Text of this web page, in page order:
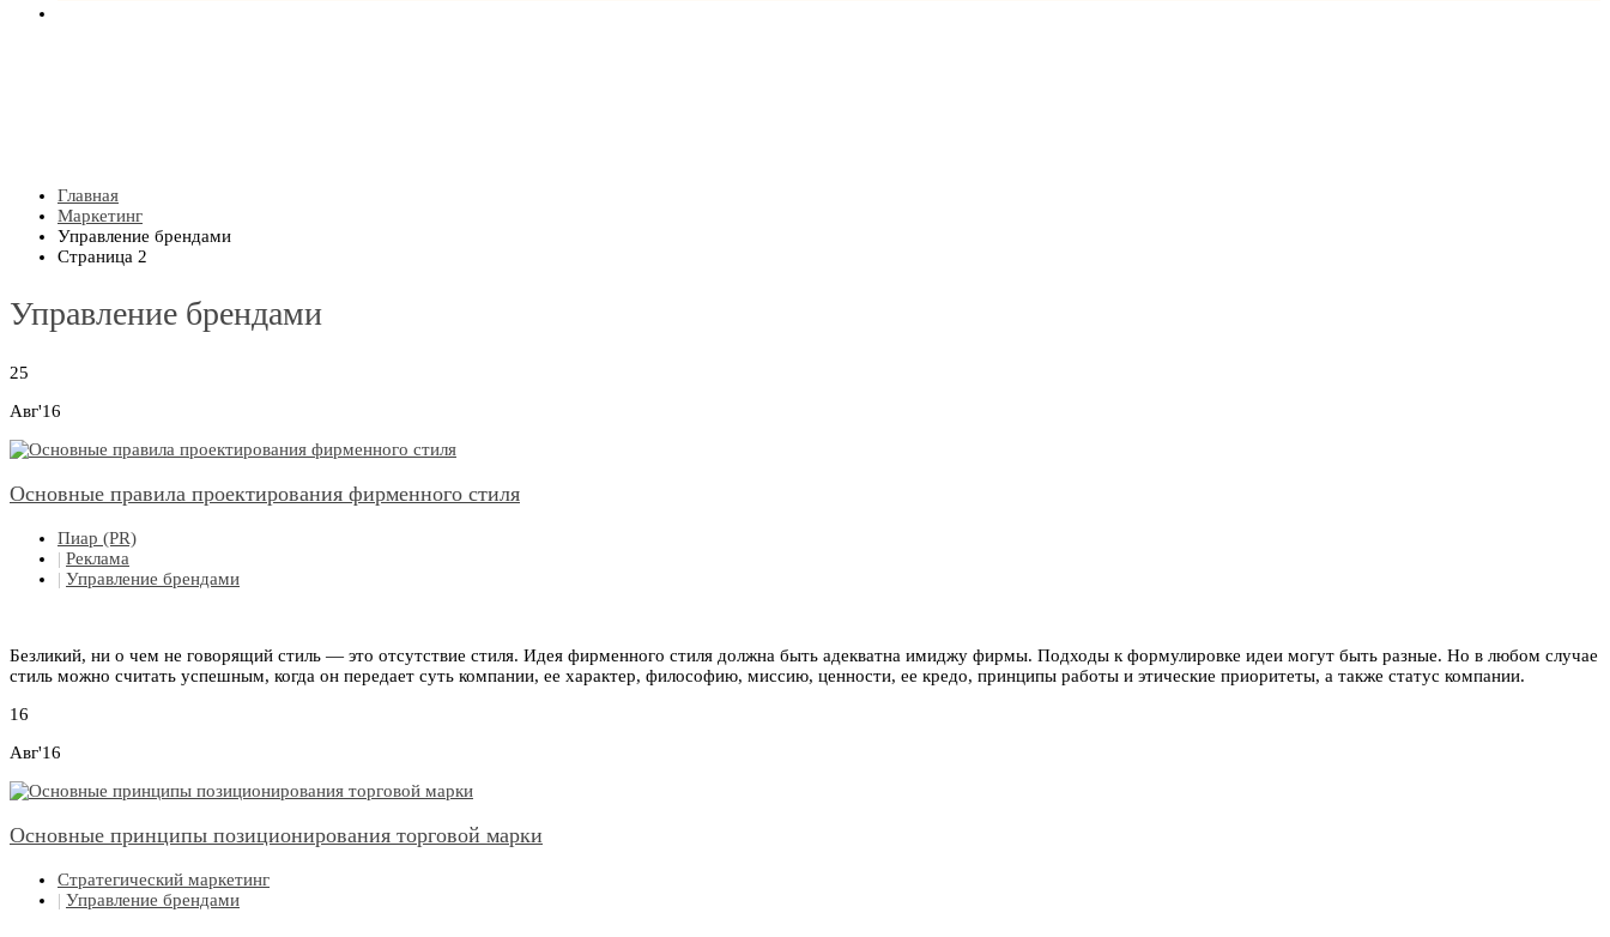
Главная
Маркетинг
Управление брендами
Страница 2
Управление брендами
25
Авг'16
Основные правила проектирования фирменного стиля
Пиар (PR)
| Реклама
| Управление брендами
Безликий, ни о чем не говорящий стиль — это отсутствие стиля. Идея фирменного стиля должна быть адекватна имиджу фирмы. Подходы к формулировке идеи могут быть разные. Но в любом случае
стиль можно считать успешным, когда он передает суть компании, ее характер, философию, миссию, ценности, ее кредо, принципы работы и этические приоритеты, а также статус компании.
16
Авг'16
Основные принципы позиционирования торговой марки
Стратегический маркетинг
| Управление брендами